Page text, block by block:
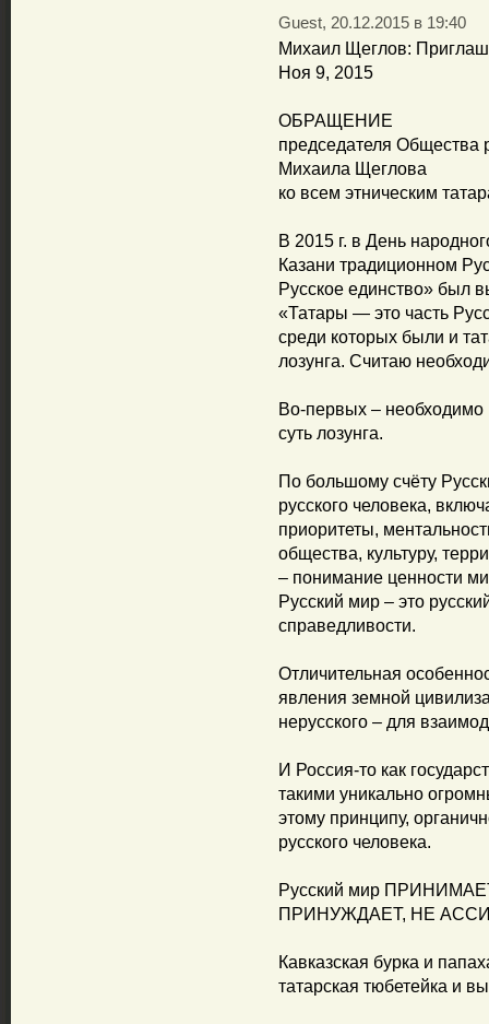
Guest, 20.12.2015 в 19:40
Михаил Щеглов:
Ноя 9, 2015
ОБРАЩЕНИЕ
председателя Общества
Михаила Щеглова
ко всем этническим
В 2015 г. в День
Казани традиционном
Русское единство» был
«Татары — это часть
среди которых были и
лозунга. Считаю
Во-первых – необходимо
суть лозунга.
По большому счёту
русского человека,
приоритеты,
общества, культуру,
– понимание ценности
Русский мир – это
справедливости.
Отличительная
явления земной
нерусского – для
И Россия-то как
такими уникально
этому принципу,
русского человека.
Русский мир
ПРИНУЖДАЕТ, НЕ
Кавказская бурка и
татарская тюбетейка и